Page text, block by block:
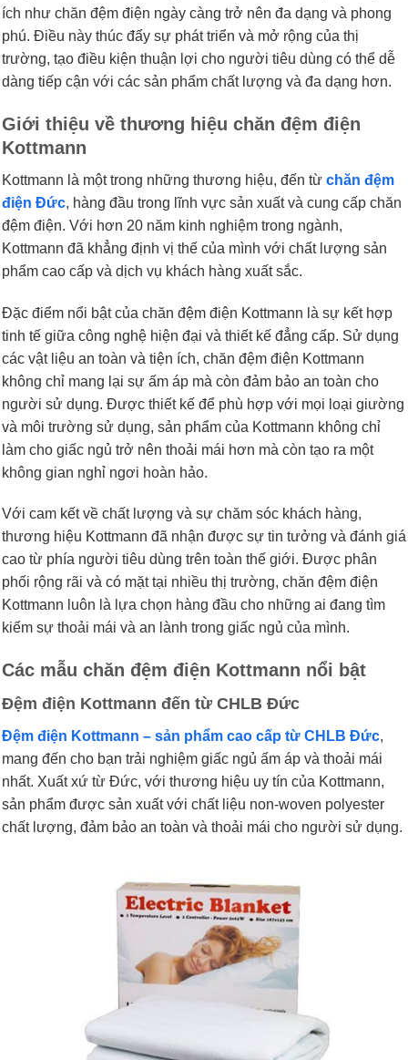
ích như chăn đệm điện ngày càng trở nên đa dạng và phong
phú. Điều này thúc đẩy sự phát triển và mở rộng của thị
trường, tạo điều kiện thuận lợi cho người tiêu dùng có thể dễ
dàng tiếp cận với các sản phẩm chất lượng và đa dạng hơn.
Giới thiệu về thương hiệu chăn đệm điện
Kottmann
Kottmann là một trong những thương hiệu, đến từ chăn đệm
điện Đức, hàng đầu trong lĩnh vực sản xuất và cung cấp chăn
đệm điện. Với hơn 20 năm kinh nghiệm trong ngành,
Kottmann đã khẳng định vị thế của mình với chất lượng sản
phẩm cao cấp và dịch vụ khách hàng xuất sắc.
Đặc điểm nổi bật của chăn đệm điện Kottmann là sự kết hợp
tinh tế giữa công nghệ hiện đại và thiết kế đẳng cấp. Sử dụng
các vật liệu an toàn và tiện ích, chăn đệm điện Kottmann
không chỉ mang lại sự ấm áp mà còn đảm bảo an toàn cho
người sử dụng. Được thiết kế để phù hợp với mọi loại giường
và môi trường sử dụng, sản phẩm của Kottmann không chỉ
làm cho giấc ngủ trở nên thoải mái hơn mà còn tạo ra một
không gian nghỉ ngơi hoàn hảo.
Với cam kết về chất lượng và sự chăm sóc khách hàng,
thương hiệu Kottmann đã nhận được sự tin tưởng và đánh giá
cao từ phía người tiêu dùng trên toàn thế giới. Được phân
phối rộng rãi và có mặt tại nhiều thị trường, chăn đệm điện
Kottmann luôn là lựa chọn hàng đầu cho những ai đang tìm
kiếm sự thoải mái và an lành trong giấc ngủ của mình.
Các mẫu chăn đệm điện Kottmann nổi bật
Đệm điện Kottmann đến từ CHLB Đức
Đệm điện Kottmann – sản phẩm cao cấp từ CHLB Đức,
mang đến cho bạn trải nghiệm giấc ngủ ấm áp và thoải mái
nhất. Xuất xứ từ Đức, với thương hiệu uy tín của Kottmann,
sản phẩm được sản xuất với chất liệu non-woven polyester
chất lượng, đảm bảo an toàn và thoải mái cho người sử dụng.